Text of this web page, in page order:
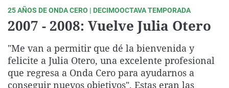
La brújula
Radioestadio
Radioestadio Noche
La rosa de los vientos
Por fin no es lunes
Atando cabos
Gowex. El fraude del
La historia de
La gran decepción
La cultureta
Baleares
Cantabria
Cataluña
Comunitat Valenciana
Extremadura
Economía
Salud
Sociedad
Más noticias
Ciencia y Tecnología
Gastronomía
Medio ambiente
Virales
Televisión
El tiempo
25 AÑOS DE ONDA CERO | DECIMOOCTAVA TEMPORADA
2007 - 2008: Vuelve Julia Otero
"Me van a permitir que dé la bienvenida y
felicite a Julia Otero, una excelente profesional
que regresa a Onda Cero para ayudarnos a
conseguir nuevos objetivos". Estas eran las